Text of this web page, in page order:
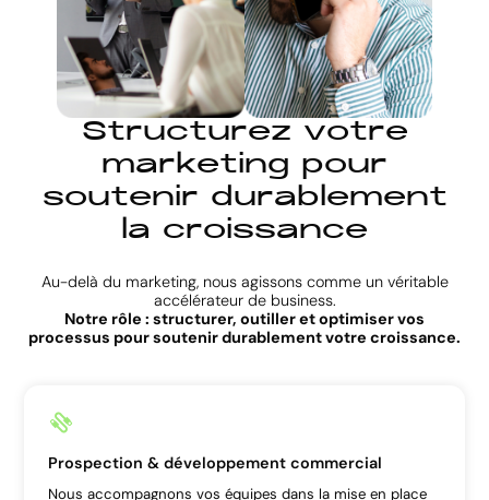
Structurez votre
marketing pour
soutenir durablement
la croissance
Au-delà du marketing, nous agissons comme un véritable
accélérateur de business.
Notre rôle : structurer, outiller et optimiser vos
processus pour soutenir durablement votre croissance.
Prospection & développement commercial
Nous accompagnons vos équipes dans la mise en place